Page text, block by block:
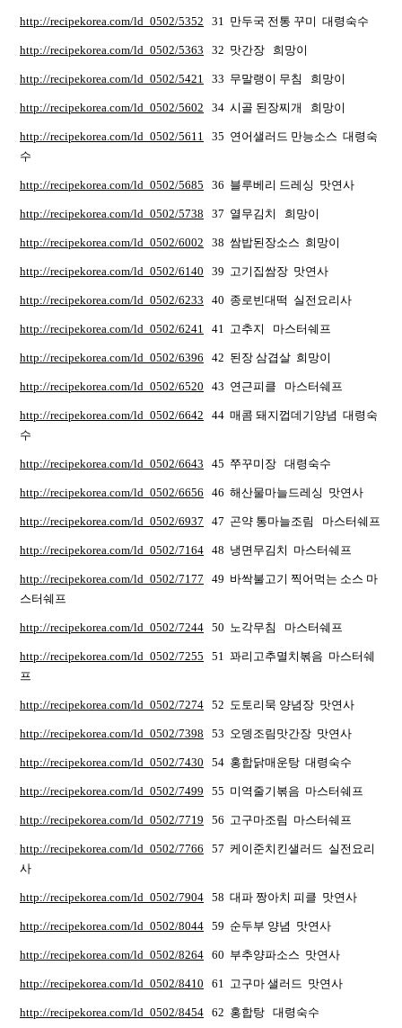
http://recipekorea.com/ld_0502/5352 31 만두국 전통 꾸미 대령숙수
http://recipekorea.com/ld_0502/5363 32 맛간장 희망이
http://recipekorea.com/ld_0502/5421 33 무말랭이 무침 희망이
http://recipekorea.com/ld_0502/5602 34 시골 된장찌개 희망이
http://recipekorea.com/ld_0502/5611 35 연어샐러드 만능소스 대령숙
수
http://recipekorea.com/ld_0502/5685 36 블루베리 드레싱 맛연사
http://recipekorea.com/ld_0502/5738 37 열무김치 희망이
http://recipekorea.com/ld_0502/6002 38 쌈밥된장소스 희망이
http://recipekorea.com/ld_0502/6140 39 고기집쌈장 맛연사
http://recipekorea.com/ld_0502/6233 40 종로빈대떡 실전요리사
http://recipekorea.com/ld_0502/6241 41 고추지 마스터쉐프
http://recipekorea.com/ld_0502/6396 42 된장 삼겹살 희망이
http://recipekorea.com/ld_0502/6520 43 연근피클 마스터쉐프
http://recipekorea.com/ld_0502/6642 44 매콤 돼지껍데기양념 대령숙
수
http://recipekorea.com/ld_0502/6643 45 쭈꾸미장 대령숙수
http://recipekorea.com/ld_0502/6656 46 해산물마늘드레싱 맛연사
http://recipekorea.com/ld_0502/6937 47 곤약 통마늘조림 마스터쉐프
http://recipekorea.com/ld_0502/7164 48 냉면무김치 마스터쉐프
http://recipekorea.com/ld_0502/7177 49 바싹불고기 찍어먹는 소스 마
스터쉐프
http://recipekorea.com/ld_0502/7244 50 노각무침 마스터쉐프
http://recipekorea.com/ld_0502/7255 51 꽈리고추멸치볶음 마스터쉐
프
http://recipekorea.com/ld_0502/7274 52 도토리묵 양념장 맛연사
http://recipekorea.com/ld_0502/7398 53 오뎅조림맛간장 맛연사
http://recipekorea.com/ld_0502/7430 54 홍합닭매운탕 대령숙수
http://recipekorea.com/ld_0502/7499 55 미역줄기볶음 마스터쉐프
http://recipekorea.com/ld_0502/7719 56 고구마조림 마스터쉐프
http://recipekorea.com/ld_0502/7766 57 케이준치킨샐러드 실전요리
사
http://recipekorea.com/ld_0502/7904 58 대파 짱아치 피클 맛연사
http://recipekorea.com/ld_0502/8044 59 순두부 양념 맛연사
http://recipekorea.com/ld_0502/8264 60 부추양파소스 맛연사
http://recipekorea.com/ld_0502/8410 61 고구마 샐러드 맛연사
http://recipekorea.com/ld_0502/8454 62 홍합탕 대령숙수